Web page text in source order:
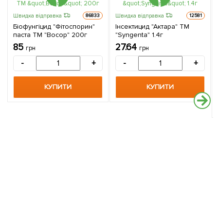
Швидка відправка 86833
Біофунгіцид "Фітоспорин"
паста ТМ "Восор" 200г
85 грн
- +
КУПИТИ
Швидка відправка 12581
Інсектицид "Актара" ТМ
"Syngenta" 1.4г
27.64 грн
- +
КУПИТИ